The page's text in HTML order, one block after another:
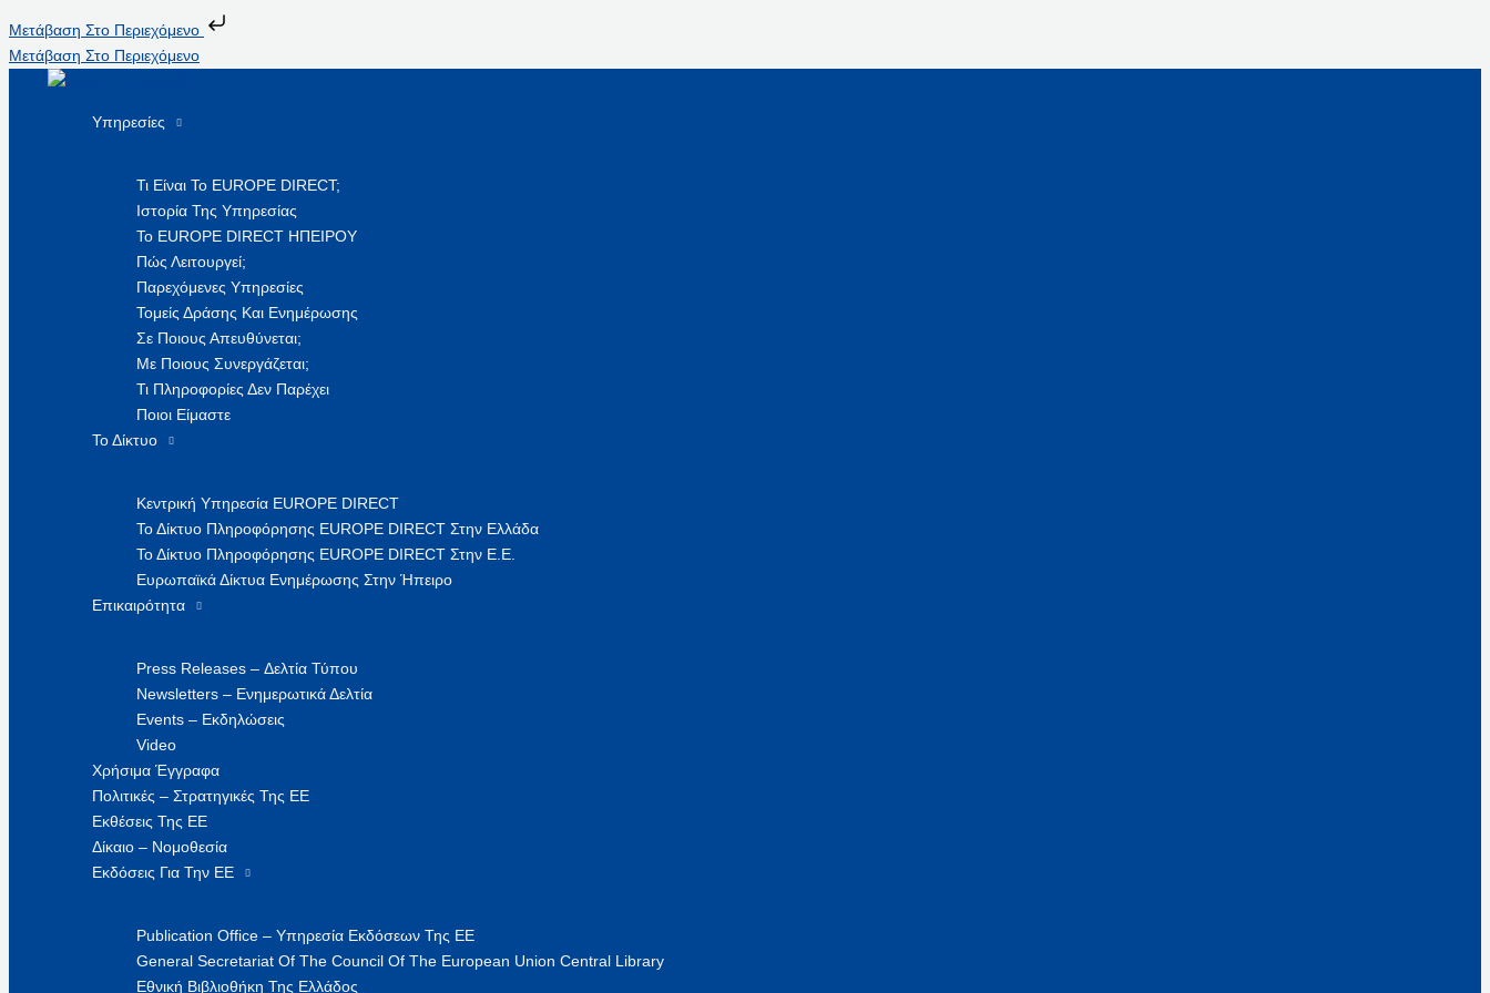
Μετάβαση Στο Περιεχόμενο
Μετάβαση Στο Περιεχόμενο
Υπηρεσίες
Τι Είναι Το EUROPE DIRECT;
Ιστορία Της Υπηρεσίας
Το EUROPE DIRECT ΗΠΕΙΡΟΥ
Πώς Λειτουργεί;
Παρεχόμενες Υπηρεσίες
Τομείς Δράσης Και Ενημέρωσης
Σε Ποιους Απευθύνεται;
Με Ποιους Συνεργάζεται;
Τι Πληροφορίες Δεν Παρέχει
Ποιοι Είμαστε
Το Δίκτυο
Κεντρική Υπηρεσία EUROPE DIRECT
Το Δίκτυο Πληροφόρησης EUROPE DIRECT Στην Ελλάδα
Το Δίκτυο Πληροφόρησης EUROPE DIRECT Στην Ε.Ε.
Ευρωπαϊκά Δίκτυα Ενημέρωσης Στην Ήπειρο
Επικαιρότητα
Press Releases – Δελτία Τύπου
Newsletters – Ενημερωτικά Δελτία
Events – Εκδηλώσεις
Video
Χρήσιμα Έγγραφα
Πολιτικές – Στρατηγικές Της ΕΕ
Εκθέσεις Της ΕΕ
Δίκαιο – Νομοθεσία
Εκδόσεις Για Την ΕΕ
Publication Office – Υπηρεσία Εκδόσεων Της ΕΕ
General Secretariat Of The Council Of The European Union Central Library
Εθνική Βιβλιοθήκη Της Ελλάδος